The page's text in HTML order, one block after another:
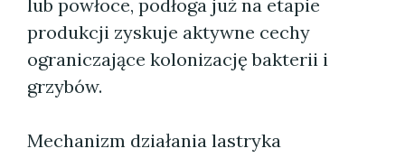
lub powłoce, podłoga już na etapie
produkcji zyskuje aktywne cechy
ograniczające kolonizację bakterii i
grzybów.
Mechanizm działania lastryka